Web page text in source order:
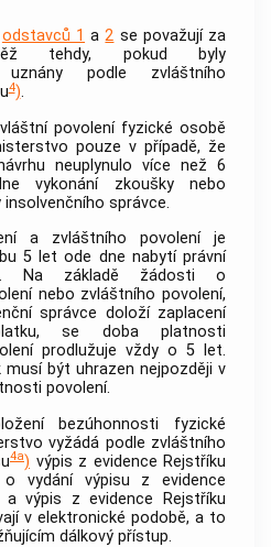
odstavců 1 a2 se považují za
tehdy, pokud byly
uznány podle zvláštního
4).
povolení fyzické osobě
pouze v případě, že
neuplynulo více než 6
vykonání zkoušky nebo
insolvenčního správce.
a zvláštního povolení je
5 let ode dne nabytí právní
Na základě žádosti o
nebo zvláštního povolení,
správce doloží zaplacení
se doba platnosti
prodlužuje vždy o 5 let.
musí být uhrazen nejpozději v
povolení.
bezúhonnosti fyzické
vyžádá podle zvláštního
4a) výpis z evidence Rejstříku
vydání výpisu z evidence
a výpis z evidence Rejstříku
v elektronické podobě, a to
dálkový přístup.